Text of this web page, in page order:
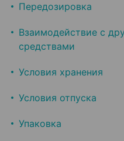
Передозировка
Взаимодействие с
средствами
Условия хранения
Условия отпуска
Упаковка